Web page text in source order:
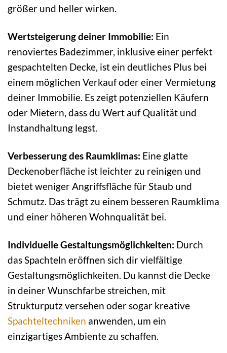
größer und heller wirken.
Wertsteigerung deiner Immobilie: Ein
renoviertes Badezimmer, inklusive einer perfekt
gespachtelten Decke, ist ein deutliches Plus bei
einem möglichen Verkauf oder einer Vermietung
deiner Immobilie. Es zeigt potenziellen Käufern
oder Mietern, dass du Wert auf Qualität und
Instandhaltung legst.
Verbesserung des Raumklimas: Eine glatte
Deckenoberfläche ist leichter zu reinigen und
bietet weniger Angriffsfläche für Staub und
Schmutz. Das trägt zu einem besseren Raumklima
und einer höheren Wohnqualität bei.
Individuelle Gestaltungsmöglichkeiten: Durch
das Spachteln eröffnen sich dir vielfältige
Gestaltungsmöglichkeiten. Du kannst die Decke
in deiner Wunschfarbe streichen, mit
Strukturputz versehen oder sogar kreative
Spachteltechniken anwenden, um ein
einzigartiges Ambiente zu schaffen.